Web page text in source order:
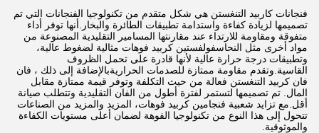
فنجانات كاربيد التنغستن هي شكل متقدم من تكنولوجيا الفنجانات التي تم
تصميمها لزيادة كفاءة واستدامة تطبيقات الطائرة والبخار.أنها توفر أداء
متفوقة ومقاومة للارتداء عند مقارنتها المسامير التقليدية المصنوعة من
مواد أخرى مثل النحاسفولفستين كربيد فوهات مثالية لضغوط عالية،
وتطبيقات درجة حرارة عالية لأنها قادرة على تحمل الظروف
القاسية.وتقدم مقاومة ممتازة للصدمات الحراريةبالإضافة إلى ذلك ، فان
فان كربيد التنغستن فعالة من حيث التكلفة وتوفر قيمة ممتازة مقابل
المال. تم تصميمها لتستمر لفترة أطول من الفان التقليدية وتتطلب صيانة
أقل.مع تزايد شعبية فنجامين كربيد فوهات، المزيد والمزيد من الصناعات
تتحول إلى هذا النوع من تكنولوجيا الفوهة لضمان أعلى مستويات الكفاءة
والموثوقية.